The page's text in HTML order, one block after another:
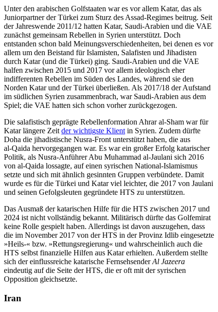
Unter den arabischen Golfstaaten war es vor allem Katar, das als
Juniorpartner der Türkei zum Sturz des Assad-Regimes bei­trug. Seit
der Jahreswende 2011/12 hatten Katar, Saudi-Arabien und die VAE
zunächst gemeinsam Rebellen in Syrien unterstützt. Doch
entstanden schon bald Meinungsverschiedenheiten, bei denen es vor
allem um den Beistand für Islamisten, Salafisten und Jihadisten
durch Katar (und die Türkei) ging. Saudi-Arabien und die VAE
halfen zwi­schen 2015 und 2017 vor allem ideolo­gisch eher
indifferenten Rebellen im Süden des Lan­des, während sie den
Norden Katar und der Türkei überließen. Als 2017/18 der Auf­stand
im südlichen Syrien zusammenbrach, war Saudi-Arabien aus dem
Spiel; die VAE hatten sich schon vorher zurückgezogen.
Die salafistisch geprägte Rebellenformation Ahrar al-Sham war für
Katar län­gere Zeit der wichtigste Klient in Syrien. Zudem dürfte
Doha die jihadistische Nusra-Front unterstützt haben, die aus
al‑Qaida hervor­gegangen war. Es war ein großer Er­folg kata­rischer
Politik, als Nusra-Anführer Abu Muhammad al-Jaulani sich 2016
von al-Qaida lossagte, auf einen syri­schen Natio­nal-Islamismus
setzte und sich mit ähnlich gesinnten Gruppen ver­bündete. Da­mit
wur­de es für die Türkei und Katar viel leichter, die 2017 von Jaulani
und sei­nen Gefolgsleuten gegründete HTS zu unterstützen.
Das Ausmaß der katarischen Hilfe für die HTS zwischen 2017 und
2024 ist nicht voll­ständig bekannt. Militärisch dürfte das Golf­emirat
keine Rolle gespielt haben. Allerdings ist davon auszugehen, dass
die im November 2017 von der HTS in der Provinz Idlib eingesetzte
»Heils-« bzw. »Rettungs­regierung« und wahrscheinlich auch die
HTS selbst finanzielle Hilfen aus Katar er­hielten. Außerdem stellte
sich der einflussreiche katarische FernsehsenderAl Jazeera
eindeutig auf die Seite der HTS, die er oft mit der syrischen
Opposition gleichsetzte.
Iran